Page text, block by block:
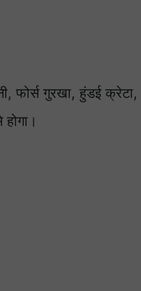
फोर्स गुरखा, हुंडई